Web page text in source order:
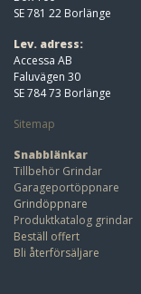
Adress:
Accessa AB
Box 100